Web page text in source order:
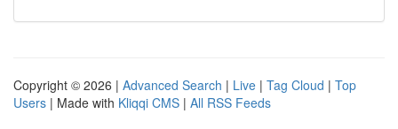
Copyright © 2026 | Advanced Search | Live | Tag Cloud | Top
Users | Made with Kliqqi CMS | All RSS Feeds